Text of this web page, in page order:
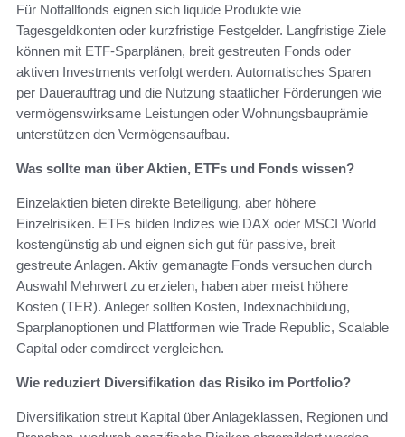
Für Notfallfonds eignen sich liquide Produkte wie
Tagesgeldkonten oder kurzfristige Festgelder. Langfristige Ziele
können mit ETF-Sparplänen, breit gestreuten Fonds oder
aktiven Investments verfolgt werden. Automatisches Sparen
per Dauerauftrag und die Nutzung staatlicher Förderungen wie
vermögenswirksame Leistungen oder Wohnungsbauprämie
unterstützen den Vermögensaufbau.
Was sollte man über Aktien, ETFs und Fonds wissen?
Einzelaktien bieten direkte Beteiligung, aber höhere
Einzelrisiken. ETFs bilden Indizes wie DAX oder MSCI World
kostengünstig ab und eignen sich gut für passive, breit
gestreute Anlagen. Aktiv gemanagte Fonds versuchen durch
Auswahl Mehrwert zu erzielen, haben aber meist höhere
Kosten (TER). Anleger sollten Kosten, Indexnachbildung,
Sparplanoptionen und Plattformen wie Trade Republic, Scalable
Capital oder comdirect vergleichen.
Wie reduziert Diversifikation das Risiko im Portfolio?
Diversifikation streut Kapital über Anlageklassen, Regionen und